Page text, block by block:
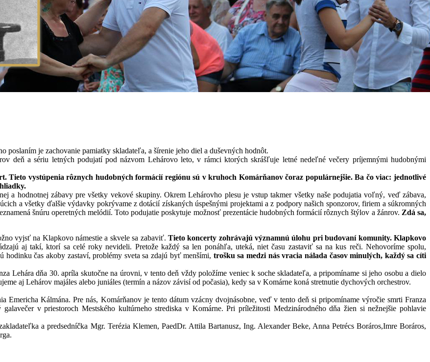
poslaním je zachovanie pamiatky skladateľa, a šírenie jeho diel a duševných hodnôt.
deň a sériu letných podujatí pod názvom Lehárovo leto, v rámci ktorých skrášľuje letné nedeľné večery príjemnými hudobnými
Tieto vystúpenia rôznych hudobných formácií regiónu sú v kruhoch Komárňanov čoraz populárnejšie. Ba čo viac: jednotlivé
a hodnotnej zábavy pre všetky vekové skupiny. Okrem Lehárovho plesu je vstup takmer všetky naše podujatia voľný, veď zábava,
a všetky ďalšie výdavky pokrývame z dotácií získaných úspešnými projektami a z podpory našich sponzorov, firiem a súkromných
šnúru operetných melódií. Toto podujatie poskytuje možnosť prezentácie hudobných formácií rôznych štýlov a žánrov. Zdá sa,
vyjsť na Klapkovo námestie a skvele sa zabaviť. Tieto koncerty zohrávajú významnú úlohu pri budovaní komunity. Klapkovo
aj takí, ktorí sa celé roky nevideli. Pretože každý sa len ponáhľa, uteká, niet času zastaviť sa na kus reči. Nehovoríme spolu,
hodinku čas akoby zastaví, problémy sveta sa zdajú byť menšími, trošku sa medzi nás vracia nálada časov minulých, každý sa cíti
Lehára dňa 30. apríla skutočne na úrovni, v tento deň vždy položíme veniec k soche skladateľa, a pripomíname si jeho osobu a dielo
aj Lehárov majáles alebo juniáles (termín a názov závisí od počasia), kedy sa v Komárne koná stretnutie dychových orchestrov.
Emericha Kálmána. Pre nás, Komárňanov je tento dátum vzácny dvojnásobne, veď v tento deň si pripomíname výročie smrti Franza
v priestoroch Mestského kultúrneho strediska v Komárne. Pri príležitosti Medzinárodného dňa žien si nežnejšie pohlavie
a predsedníčka Mgr. Terézia Klemen, PaedDr. Attila Bartanusz, Ing. Alexander Beke, Anna Petrécs Boráros,Imre Boráros,